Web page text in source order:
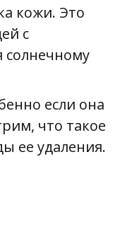
кожи. Это
с
солнечному
если она
что такое
ее удаления.